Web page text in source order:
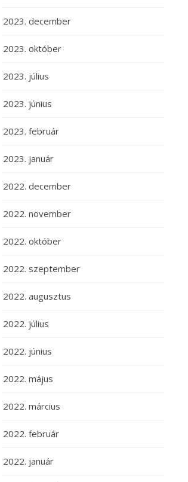
2023. december
2023. október
2023. július
2023. június
2023. február
2023. január
2022. december
2022. november
2022. október
2022. szeptember
2022. augusztus
2022. július
2022. június
2022. május
2022. március
2022. február
2022. január